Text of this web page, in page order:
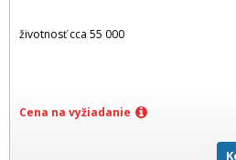
životnosť cca 55 000
Cena na vyžiadanie